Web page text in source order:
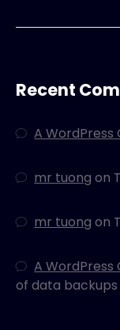
Recent
A
mr tuong on
mr tuong on
A
of data backups